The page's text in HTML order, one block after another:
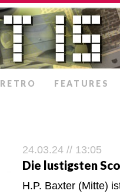
RETRO FEATURES
24.03.24 // 13:05
Die lustigsten
H.P. Baxter (Mitte)